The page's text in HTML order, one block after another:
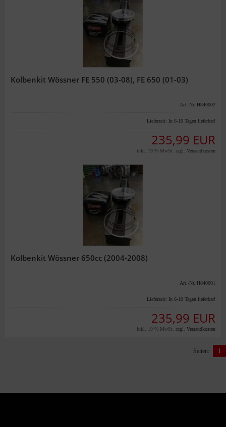
Kolbenkit Wössner FE 550 (03-08), FE 650 (01-03)
Art.-Nr.:H840002
Lieferzeit: In 6-10 Tagen lieferbar!
235,99 EUR
inkl. 19 % MwSt. zzgl. Versandkosten
Kolbenkit Wössner 650cc (2004-2008)
Art.-Nr.:H840001
Lieferzeit: In 6-10 Tagen lieferbar!
235,99 EUR
inkl. 19 % MwSt. zzgl. Versandkosten
Seiten: 1